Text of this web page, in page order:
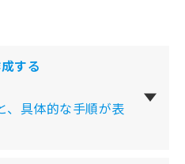
する
具体的な手順が表